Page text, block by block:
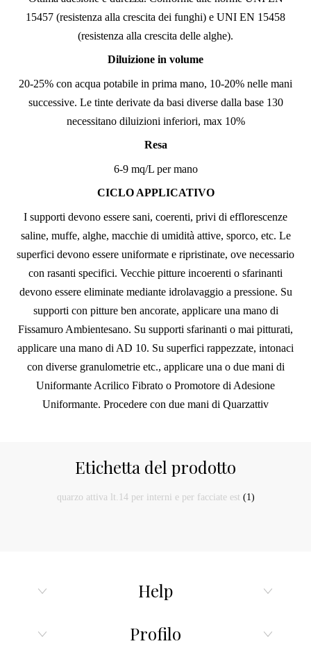
15457 (resistenza alla crescita dei funghi) e UNI EN 15458
(resistenza alla crescita delle alghe).
Diluizione in volume
20-25% con acqua potabile in prima mano, 10-20% nelle mani
successive. Le tinte derivate da basi diverse dalla base 130
necessitano diluizioni inferiori, max 10%
Resa
6-9 mq/L per mano
CICLO APPLICATIVO
I supporti devono essere sani, coerenti, privi di efflorescenze
saline, muffe, alghe, macchie di umidità attive, sporco, etc. Le
superfici devono essere uniformate e ripristinate, ove necessario
con rasanti specifici. Vecchie pitture incoerenti o sfarinanti
devono essere eliminate mediante idrolavaggio a pressione. Su
supporti con pitture ben ancorate, applicare una mano di
Fissamuro Ambientesano. Su supporti sfarinanti o mai pitturati,
applicare una mano di AD 10. Su superfici rappezzate, intonaci
con diverse granulometrie etc., applicare una o due mani di
Uniformante Acrilico Fibrato o Promotore di Adesione
Uniformante. Procedere con due mani di Quarzattiv
Etichetta del prodotto
quarzo attiva lt.14 per interni e per facciate est (1)
Help
Profilo